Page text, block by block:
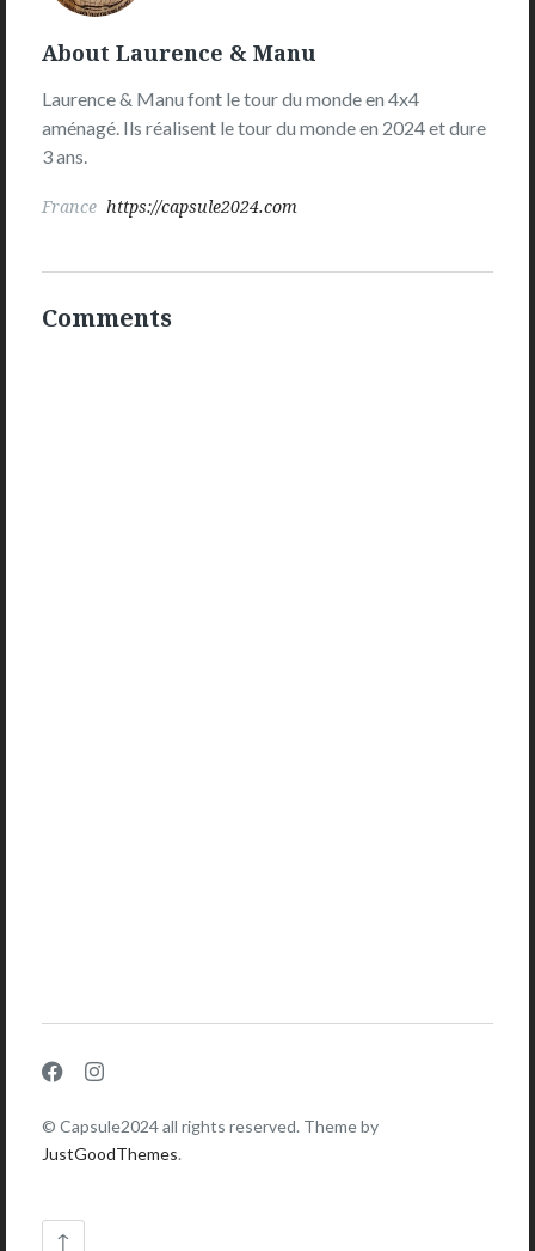
Picture
About Laurence & Manu
Laurence & Manu font le tour du monde en 4x4
aménagé. Ils réalisent le tour du monde en 2024 et dure
3 ans.
France https://capsule2024.com
Comments
Facebook
© Capsule2024 all rights reserved. Theme by
JustGoodThemes.
Back
↑